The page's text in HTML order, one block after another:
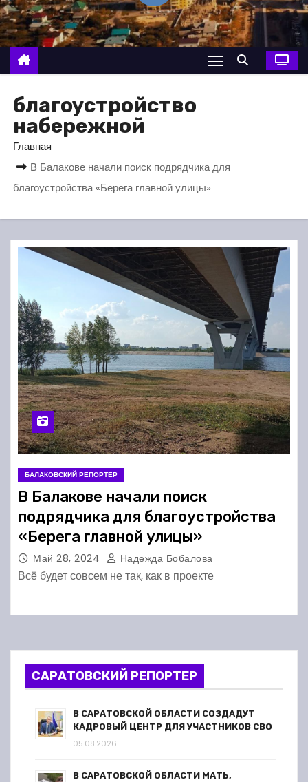
о
м
у
благоустройство
набережной
Главная
В Балакове начали поиск подрядчика для
благоустройства «Берега главной улицы»
БАЛАКОВСКИЙ РЕПОРТЕР
В Балакове начали поиск
подрядчика для благоустройства
«Берега главной улицы»
Май 28, 2024 Надежда Бобалова
Всё будет совсем не так, как в проекте
САРАТОВСКИЙ РЕПОРТЕР
В САРАТОВСКОЙ ОБЛАСТИ СОЗДАДУТ
КАДРОВЫЙ ЦЕНТР ДЛЯ УЧАСТНИКОВ СВО
05.08.2026
В САРАТОВСКОЙ ОБЛАСТИ МАТЬ,